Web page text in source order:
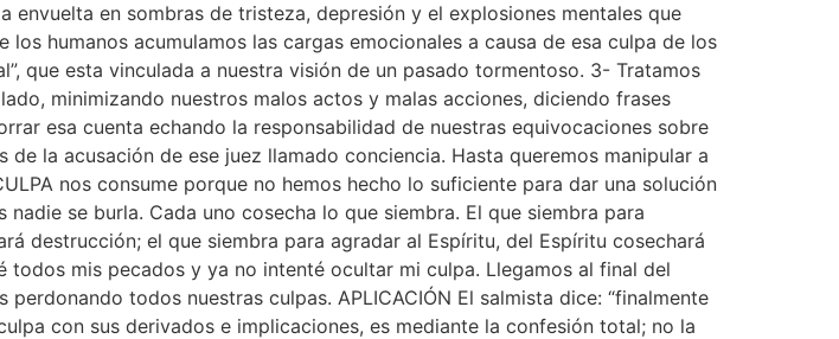
en sombras de tristeza, depresión y el explosiones mentales que
humanos acumulamos las cargas emocionales a causa de esa culpa de los
que esta vinculada a nuestra visión de un pasado tormentoso. 3- Tratamos
minimizando nuestros malos actos y malas acciones, diciendo frases
esa cuenta echando la responsabilidad de nuestras equivocaciones sobre
la acusación de ese juez llamado conciencia. Hasta queremos manipular a
nos consume porque no hemos hecho lo suficiente para dar una solución
se burla. Cada uno cosecha lo que siembra. El que siembra para
destrucción; el que siembra para agradar al Espíritu, del Espíritu cosechará
mis pecados y ya no intenté ocultar mi culpa. Llegamos al final del
todos nuestras culpas. APLICACIÓN El salmista dice: “finalmente
con sus derivados e implicaciones, es mediante la confesión total; no la